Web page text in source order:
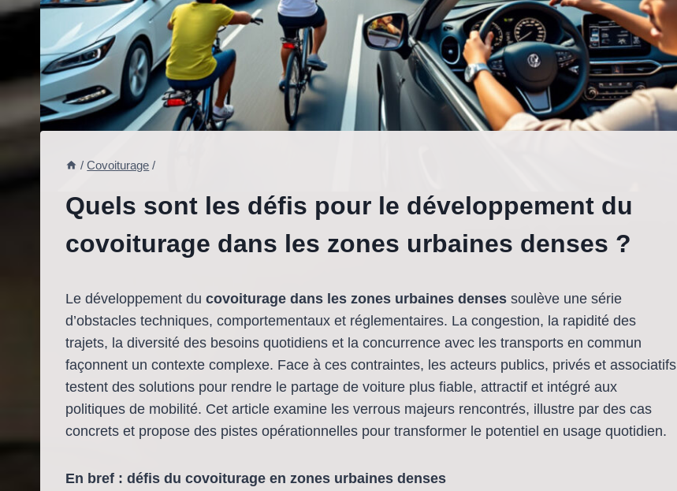
/ Covoiturage /
Quels sont les défis pour le développement du
covoiturage dans les zones urbaines denses ?
Le développement du covoiturage dans les zones urbaines denses soulève une série
d’obstacles techniques, comportementaux et réglementaires. La congestion, la rapidité des
trajets, la diversité des besoins quotidiens et la concurrence avec les transports en commun
façonnent un contexte complexe. Face à ces contraintes, les acteurs publics, privés et associatifs
testent des solutions pour rendre le partage de voiture plus fiable, attractif et intégré aux
politiques de mobilité. Cet article examine les verrous majeurs rencontrés, illustre par des cas
concrets et propose des pistes opérationnelles pour transformer le potentiel en usage quotidien.
En bref : défis du covoiturage en zones urbaines denses